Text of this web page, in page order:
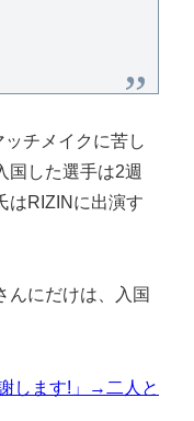
チメイクに苦し
国した選手は2週
はRIZINに出演す
にだけは、入国
します!」→二人と